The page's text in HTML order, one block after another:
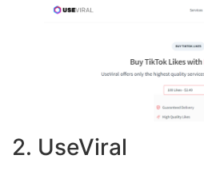
2. UseViral